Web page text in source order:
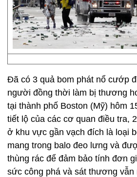
Đã có 3 quả bom phát nổ cướp
người đồng thời làm bị thương
tại thành phố Boston (Mỹ) hôm
tiết lộ của các cơ quan điều tra,
ở khu vực gần vạch đích là loại
mang trong balo đeo lưng và
thùng rác để đảm bảo tính đơn
sức công phá và sát thương vẫn